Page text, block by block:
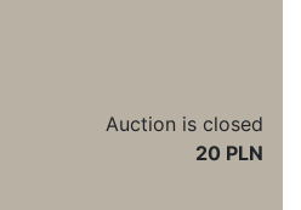
Auction is closed
20 PLN